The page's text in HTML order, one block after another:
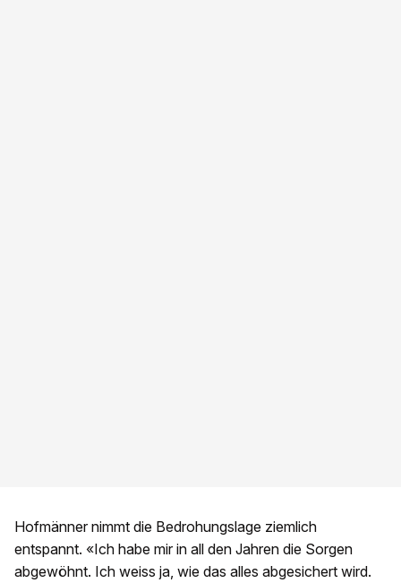
Hofmänner nimmt die Bedrohungslage ziemlich
entspannt. «Ich habe mir in all den Jahren die Sorgen
abgewöhnt. Ich weiss ja, wie das alles abgesichert wird.